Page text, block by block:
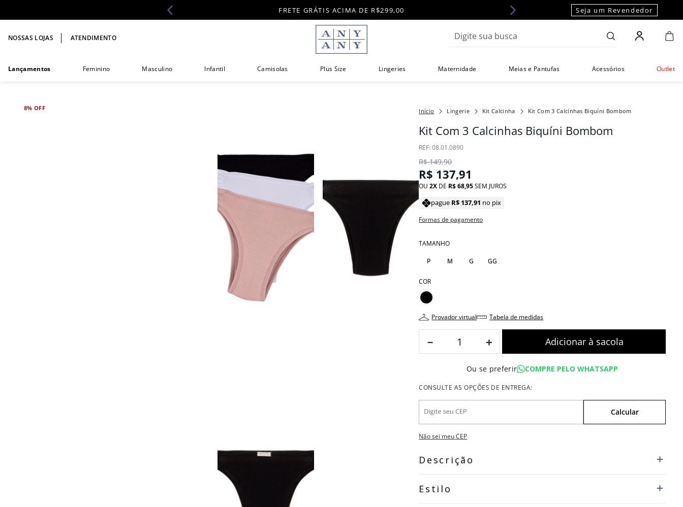
FRETE GRÁTIS ACIMA DE R$299,00 Seja um Revendedor
NOSSAS LOJAS ATENDIMENTO
Lançamentos Feminino Masculino Infantil Camisolas Plus Size Lingeries Maternidade Meias e Pantufas Acessórios Outlet
8% OFF Lingerie Kit Calcinha Kit Com 3 Calcinhas Biquíni Bombom
Kit Com 3 Calcinhas Biquíni Bombom
:08.01.0890
R$ 149,90
R$ 137,91
OU2 DE R$68,95SEM JUROS
pague R$ 137,91 no pix
Formas de pagamento
TAMANHO
P M G GG
COR
provador virtual tabela de medidas
＋
－
Ou se preferir COMPRE PELO WHATSAPP
Não sei meu CEP
Descrição
Estilo